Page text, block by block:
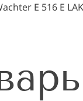
E 516 E